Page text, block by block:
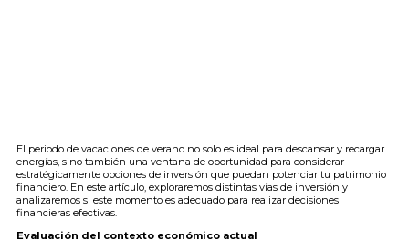
El periodo de vacaciones de verano no solo es ideal para descansar y recargar
energías, sino también una ventana de oportunidad para considerar
estratégicamente opciones de inversión que puedan potenciar tu patrimonio
financiero. En este artículo, exploraremos distintas vías de inversión y
analizaremos si este momento es adecuado para realizar decisiones
financieras efectivas.
Evaluación del contexto económico actual